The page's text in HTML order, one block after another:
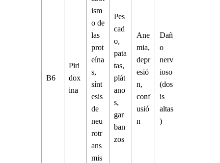
B6
Piri
dox
ina
ism
o de
las
prot
eína
s,
sínt
esis
de
neu
rotr
ans
mis
Pes
cad
o,
pata
tas,
plát
ano
s,
gar
ban
zos
Ane
mia,
depr
esió
n,
conf
usió
n
Dañ
o
nerv
ioso
(dos
is
altas
)